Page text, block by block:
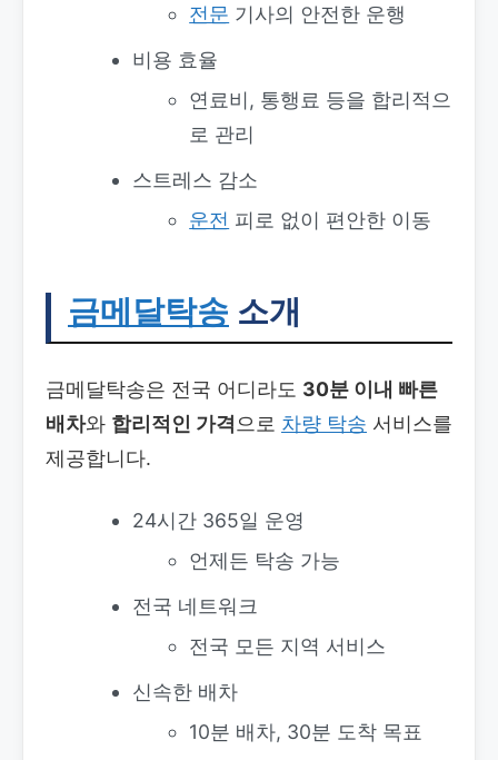
전문 기사의 안전한 운행
비용 효율
연료비, 통행료 등을 합리적으
로 관리
스트레스 감소
운전 피로 없이 편안한 이동
금메달탁송 소개
금메달탁송은 전국 어디라도 30분 이내 빠른
배차와 합리적인 가격 으로 차량 탁송 서비스를
제공합니다.
24시간 365일 운영
언제든 탁송 가능
전국 네트워크
전국 모든 지역 서비스
신속한 배차
10분 배차, 30분 도착 목표